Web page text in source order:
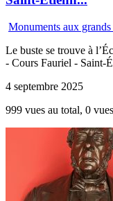
Monuments aux grands
Le buste se trouve à
- Cours Fauriel - Saint-
4 septembre 2025
999 vues au total, 0